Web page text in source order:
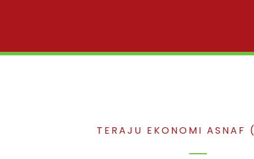
TERAJU EKONOMI ASNAF